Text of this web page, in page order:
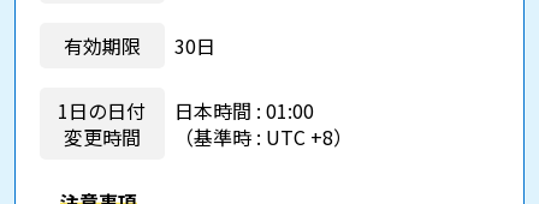
有効期限 30日
1日の日付
変更時間
日本時間 : 01:00
（基準時 : UTC +8）